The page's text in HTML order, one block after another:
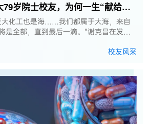
谢克昌：这位天大79岁院士校友，为何一生“献给大海”？
大化工也是海……我们都属于大海，来自
是全部，直到最后一滴。”谢克昌在发言
校友风采